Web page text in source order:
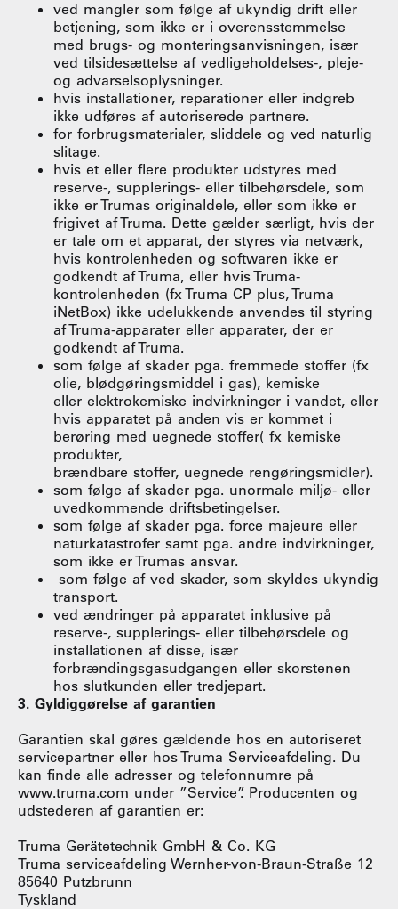
ved mangler som følge af ukyndig drift eller
betjening, som ikke er i overensstemmelse
med brugs- og monteringsanvisningen, især
ved tilsidesættelse af vedligeholdelses-, pleje-
og advarselsoplysninger.
hvis installationer, reparationer eller indgreb
ikke udføres af autoriserede partnere.
for forbrugsmaterialer, sliddele og ved naturlig
slitage.
hvis et eller flere produkter udstyres med
reserve-, supplerings- eller tilbehørsdele, som
ikke er Trumas originaldele, eller som ikke er
frigivet af Truma. Dette gælder særligt, hvis der
er tale om et apparat, der styres via netværk,
hvis kontrolenheden og softwaren ikke er
godkendt af Truma, eller hvis Truma-
kontrolenheden (fx Truma CP plus, Truma
iNetBox) ikke udelukkende anvendes til styring
af Truma-apparater eller apparater, der er
godkendt af Truma.
som følge af skader pga. fremmede stoffer (fx
olie, blødgøringsmiddel i gas), kemiske
eller elektrokemiske indvirkninger i vandet, eller
hvis apparatet på anden vis er kommet i
berøring med uegnede stoffer( fx kemiske
produkter,
brændbare stoffer, uegnede rengøringsmidler).
som følge af skader pga. unormale miljø- eller
uvedkommende driftsbetingelser.
som følge af skader pga. force majeure eller
naturkatastrofer samt pga. andre indvirkninger,
som ikke er Trumas ansvar.
som følge af ved skader, som skyldes ukyndig
transport.
ved ændringer på apparatet inklusive på
reserve-, supplerings- eller tilbehørsdele og
installationen af disse, især
forbrændingsgasudgangen eller skorstenen
hos slutkunden eller tredjepart.
3. Gyldiggørelse af garantien
Garantien skal gøres gældende hos en autoriseret
servicepartner eller hos Truma Serviceafdeling. Du
kan finde alle adresser og telefonnumre på
www.truma.com under ”Service”. Producenten og
udstederen af garantien er:
Truma Gerätetechnik GmbH & Co. KG
Truma serviceafdeling Wernher-von-Braun-Straße 12
85640 Putzbrunn
Tyskland